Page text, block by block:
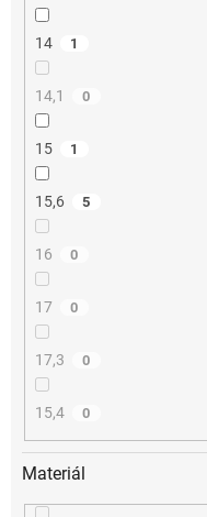
14 1
14,1 0
15 1
15,6 5
16 0
17 0
17,3 0
15,4 0
Materiál